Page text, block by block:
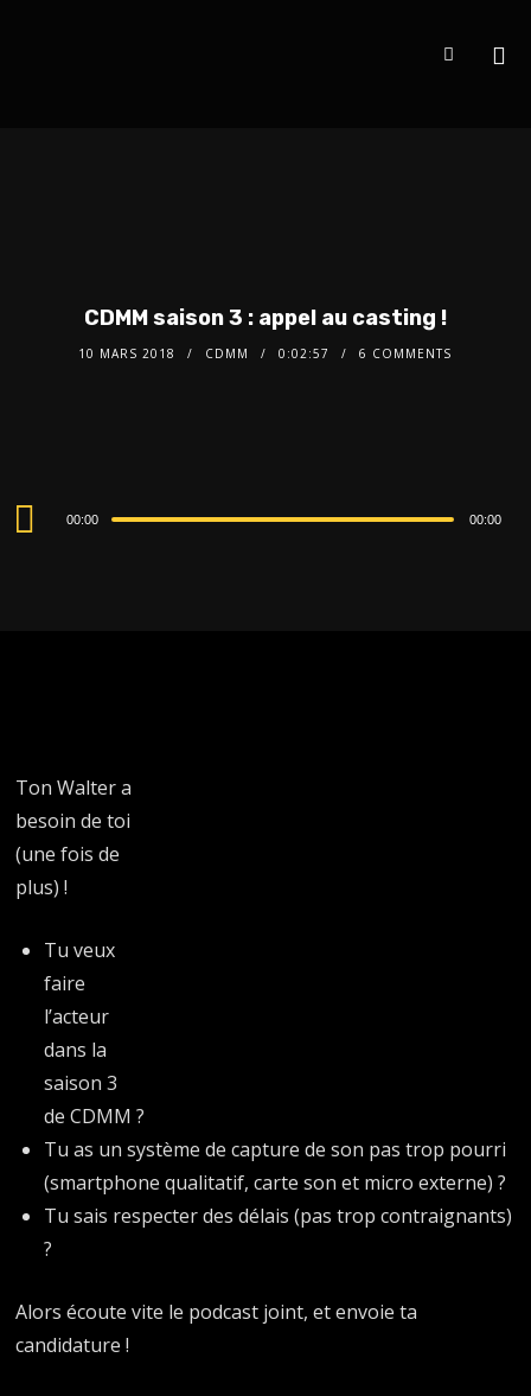
CDMM saison 3 : appel au casting !
10 MARS 2018 CDMM 0:02:57 6 COMMENTS
Audio
00:00 00:00
Ton Walter a
besoin de toi
(une fois de
plus) !
Tu veux
faire
l’acteur
dans la
saison 3
de CDMM ?
Tu as un système de capture de son pas trop pourri
(smartphone qualitatif, carte son et micro externe) ?
Tu sais respecter des délais (pas trop contraignants)
?
Alors écoute vite le podcast joint, et envoie ta
candidature !